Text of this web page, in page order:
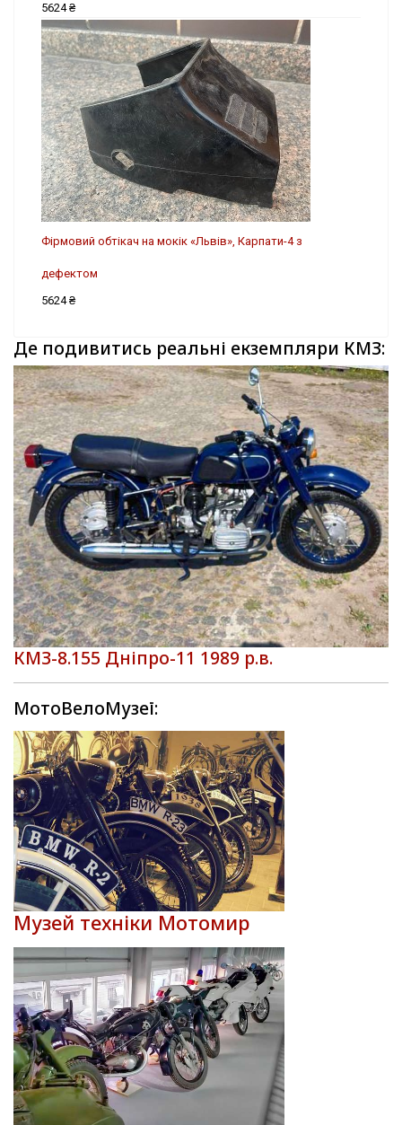
5624 ₴
Фірмовий обтікач на мокік «Львів», Карпати-4 з
дефектом
5624 ₴
Де подивитись реальні екземпляри КМЗ:
КМЗ-8.155 Дніпро-11 1989 р.в.
МотоВелоМузеї:
Музей техніки Мотомир